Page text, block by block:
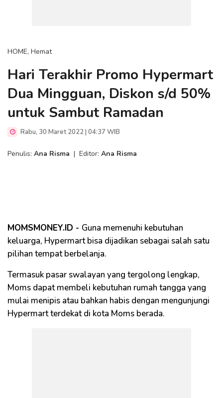
HOME, Hemat
Hari Terakhir Promo Hypermart
Dua Mingguan, Diskon s/d 50%
untuk Sambut Ramadan
Rabu, 30 Maret 2022 | 04:37 WIB
Penulis: Ana Risma | Editor: Ana Risma
MOMSMONEY.ID - Guna memenuhi kebutuhan
keluarga, Hypermart bisa dijadikan sebagai salah satu
pilihan tempat berbelanja.
Termasuk pasar swalayan yang tergolong lengkap,
Moms dapat membeli kebutuhan rumah tangga yang
mulai menipis atau bahkan habis dengan mengunjungi
Hypermart terdekat di kota Moms berada.